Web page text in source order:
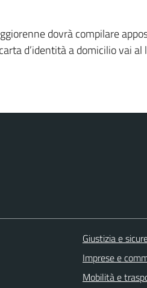
dovrà compilare
d’identità a domicilio vai
Giustizia e
Imprese e
Mobilità e